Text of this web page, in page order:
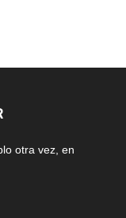
otra vez, en